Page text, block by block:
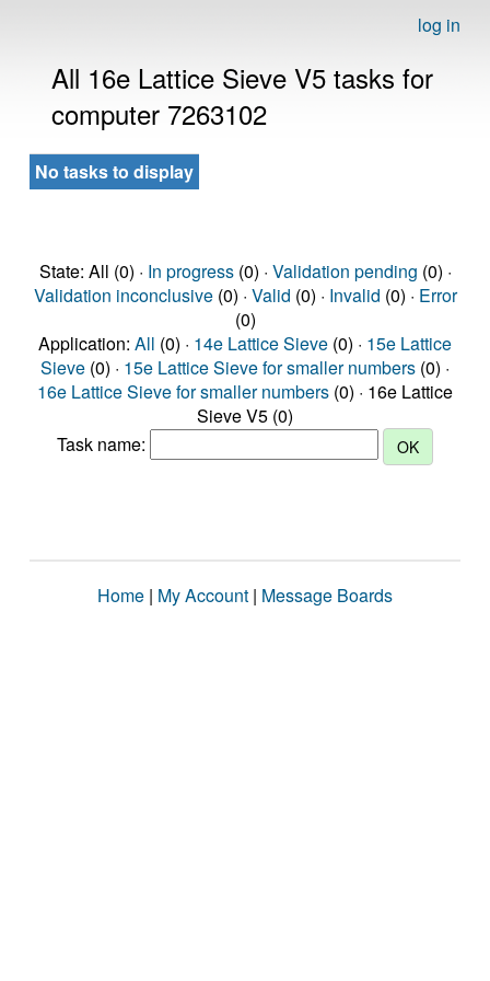
log in
All 16e Lattice Sieve V5 tasks for
computer 7263102
No tasks to display
State: All (0) · In progress(0) · Validation pending (0) ·
Validation inconclusive(0) · Valid (0) · Invalid (0) · Error
(0)
Application: All (0) · 14e Lattice Sieve (0) · 15e Lattice
Sieve (0) · 15e Lattice Sieve for smaller numbers (0) ·
16e Lattice Sieve for smaller numbers (0) · 16e Lattice
Sieve V5 (0)
Task name:
Home | My Account | Message Boards